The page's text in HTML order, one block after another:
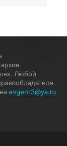
пишите
калеки на
Любой
evgenr3@ya.ru